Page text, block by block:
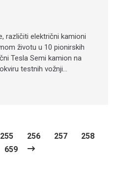
različiti električni kamioni
životu u 10 pionirskih
Tesla Semi kamion na
testnih vožnji…
255 256 257
258
659